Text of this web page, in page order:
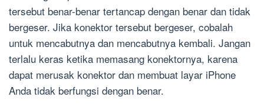
tersebut benar-benar tertancap dengan benar dan tidak
bergeser. Jika konektor tersebut bergeser, cobalah
untuk mencabutnya dan mencabutnya kembali. Jangan
terlalu keras ketika memasang konektornya, karena
dapat merusak konektor dan membuat layar iPhone
Anda tidak berfungsi dengan benar.